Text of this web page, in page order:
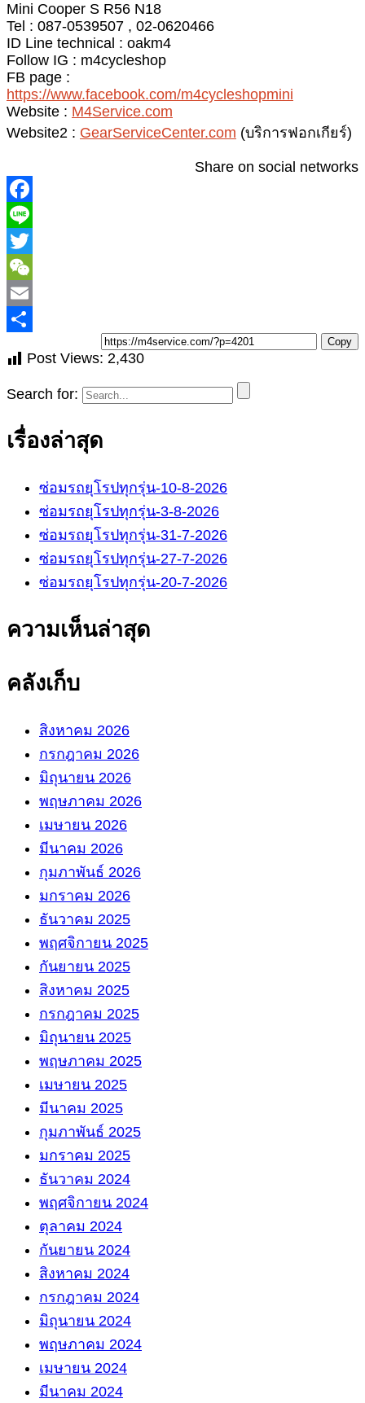
Mini Cooper S R56 N18
Tel : 087-0539507 , 02-0620466
ID Line technical : oakm4
Follow IG : m4cycleshop
FB page :
https://www.facebook.com/m4cycleshopmini
Website : M4Service.com
Website2 : GearServiceCenter.com (บริการฟอกเกียร์)
Share on social networks
Copy
Post Views: 2,430
Search for:
เรื่องล่าสุด
ซ่อมรถยุโรปทุกรุ่น-10-8-2026
ซ่อมรถยุโรปทุกรุ่น-3-8-2026
ซ่อมรถยุโรปทุกรุ่น-31-7-2026
ซ่อมรถยุโรปทุกรุ่น-27-7-2026
ซ่อมรถยุโรปทุกรุ่น-20-7-2026
ความเห็นล่าสุด
คลังเก็บ
สิงหาคม 2026
กรกฎาคม 2026
มิถุนายน 2026
พฤษภาคม 2026
เมษายน 2026
มีนาคม 2026
กุมภาพันธ์ 2026
มกราคม 2026
ธันวาคม 2025
พฤศจิกายน 2025
กันยายน 2025
สิงหาคม 2025
กรกฎาคม 2025
มิถุนายน 2025
พฤษภาคม 2025
เมษายน 2025
มีนาคม 2025
กุมภาพันธ์ 2025
มกราคม 2025
ธันวาคม 2024
พฤศจิกายน 2024
ตุลาคม 2024
กันยายน 2024
สิงหาคม 2024
กรกฎาคม 2024
มิถุนายน 2024
พฤษภาคม 2024
เมษายน 2024
มีนาคม 2024